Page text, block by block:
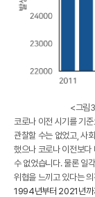
<그림
코로나 이전 시기를 기
관찰할 수는 없었고, 사
했으나 코로나 이전보다
수 없었습니다. 물론 일
위협을 느끼고 있다는
1994년부터 2021년까